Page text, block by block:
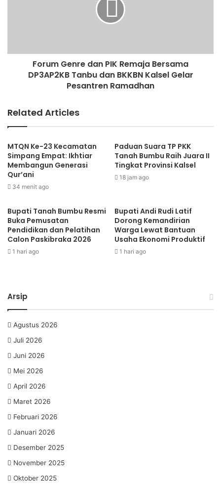
Forum Genre dan PIK Remaja Bersama
DP3AP2KB Tanbu dan BKKBN Kalsel Gelar
Pesantren Ramadhan
Related Articles
MTQN Ke-23 Kecamatan
Simpang Empat: Ikhtiar
Membangun Generasi
Qur’ani
34 menit ago
Paduan Suara TP PKK
Tanah Bumbu Raih Juara II
Tingkat Provinsi Kalsel
18 jam ago
Bupati Tanah Bumbu Resmi
Buka Pemusatan
Pendidikan dan Pelatihan
Calon Paskibraka 2026
1 hari ago
Bupati Andi Rudi Latif
Dorong Kemandirian
Warga Lewat Bantuan
Usaha Ekonomi Produktif
1 hari ago
Arsip
Agustus 2026
Juli 2026
Juni 2026
Mei 2026
April 2026
Maret 2026
Februari 2026
Januari 2026
Desember 2025
November 2025
Oktober 2025